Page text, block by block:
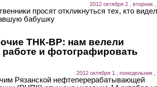
2012 октября 2 , вторник
просят откликнуться тех, кто видел
бабушку
ТНК-ВР: нам велели
работе и фотографировать
2012 октября 1 , понедельник ,
Рязанской нефтеперерабатывающей